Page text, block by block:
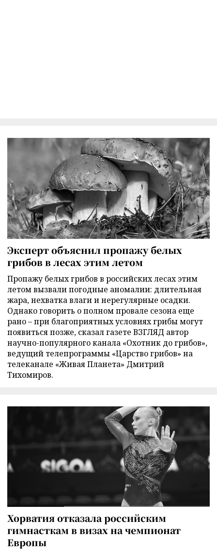
Эксперт объяснил пропажу белых
грибов в лесах этим летом
Пропажу белых грибов в российских лесах этим
летом вызвали погодные аномалии: длительная
жара, нехватка влаги и нерегулярные осадки.
Однако говорить о полном провале сезона еще
рано – при благоприятных условиях грибы могут
появиться позже, сказал газете ВЗГЛЯД автор
научно-популярного канала «Охотник до грибов»,
ведущий телепрограммы «Царство грибов» на
телеканале «Живая Планета» Дмитрий
Тихомиров.
Хорватия отказала российским
гимнасткам в визах на чемпионат
Европы